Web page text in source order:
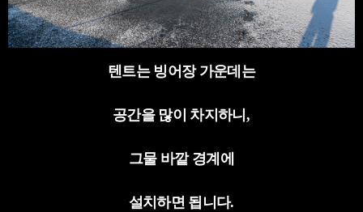
텐트는 빙어장 가운데는
공간을 많이 차지하니 ,
그물 바깥 경계에
설치하면 됩니다.